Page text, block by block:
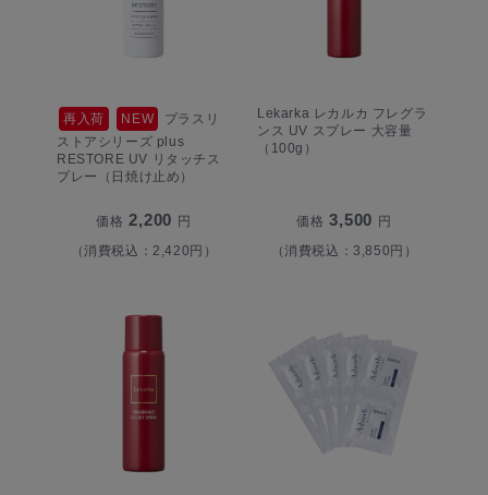
再入荷 NEW
プラスリ
ストアシリーズ plus
RESTORE UV リタッチス
プレー（日焼け止め）
価格 2,200 円
（消費税込：2,420円）
Lekarka レカルカ フレグラ
ンス UV スプレー 大容量
（100g）
価格 3,500 円
（消費税込：3,850円）